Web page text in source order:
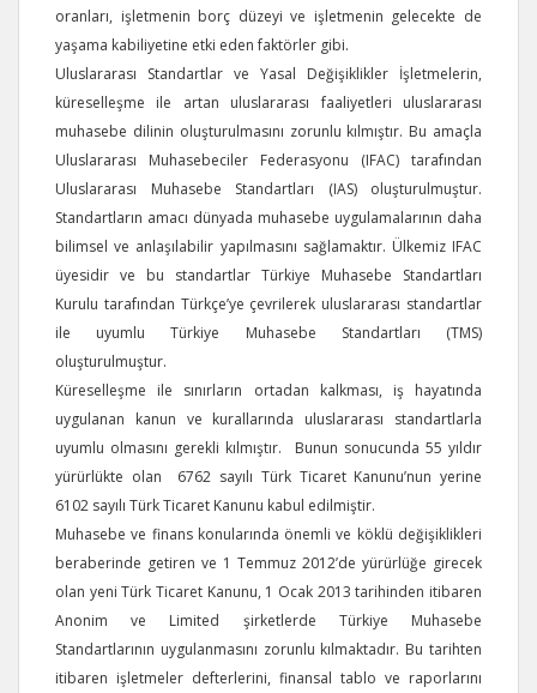
oranları, işletmenin borç düzeyi ve işletmenin gelecekte de
yaşama kabiliyetine etki eden faktörler gibi.
Uluslararası Standartlar ve Yasal Değişiklikler İşletmelerin,
küreselleşme ile artan uluslararası faaliyetleri uluslararası
muhasebe dilinin oluşturulmasını zorunlu kılmıştır. Bu amaçla
Uluslararası Muhasebeciler Federasyonu (IFAC) tarafından
Uluslararası Muhasebe Standartları (IAS) oluşturulmuştur.
Standartların amacı dünyada muhasebe uygulamalarının daha
bilimsel ve anlaşılabilir yapılmasını sağlamaktır. Ülkemiz IFAC
üyesidir ve bu standartlar Türkiye Muhasebe Standartları
Kurulu tarafından Türkçe’ye çevrilerek uluslararası standartlar
ile uyumlu Türkiye Muhasebe Standartları (TMS)
oluşturulmuştur.
Küreselleşme ile sınırların ortadan kalkması, iş hayatında
uygulanan kanun ve kurallarında uluslararası standartlarla
uyumlu olmasını gerekli kılmıştır. Bunun sonucunda 55 yıldır
yürürlükte olan 6762 sayılı Türk Ticaret Kanunu’nun yerine
6102 sayılı Türk Ticaret Kanunu kabul edilmiştir.
Muhasebe ve finans konularında önemli ve köklü değişiklikleri
beraberinde getiren ve 1 Temmuz 2012’de yürürlüğe girecek
olan yeni Türk Ticaret Kanunu, 1 Ocak 2013 tarihinden itibaren
Anonim ve Limited şirketlerde Türkiye Muhasebe
Standartlarının uygulanmasını zorunlu kılmaktadır. Bu tarihten
itibaren işletmeler defterlerini, finansal tablo ve raporlarını